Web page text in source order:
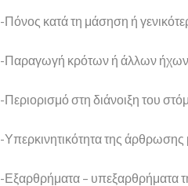
κατά τη μάσηση ή
κρότων ή άλλων ήχων
στη διάνοιξη του
της άρθρωσης
– υπεξαρθρήματα